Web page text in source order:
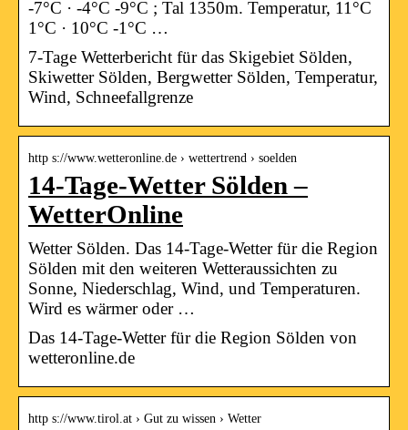
-7°C · -4°C -9°C ; Tal 1350m. Temperatur, 11°C
1°C · 10°C -1°C …
7-Tage Wetterbericht für das Skigebiet Sölden,
Skiwetter Sölden, Bergwetter Sölden, Temperatur,
Wind, Schneefallgrenze
http s://www.wetteronline.de › wettertrend › soelden
14-Tage-Wetter Sölden –
WetterOnline
Wetter Sölden. Das 14-Tage-Wetter für die Region
Sölden mit den weiteren Wetteraussichten zu
Sonne, Niederschlag, Wind, und Temperaturen.
Wird es wärmer oder …
Das 14-Tage-Wetter für die Region Sölden von
wetteronline.de
http s://www.tirol.at › Gut zu wissen › Wetter